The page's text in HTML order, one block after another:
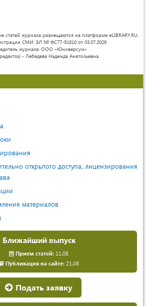
статей журнала размещаются на платформе eLIBRARY.RU.
СМИ: ЭЛ № ФС77-91810 от 03.07.2026
журнала: ООО «Юниверсум»
- Лебедева Надежда Анатольевна.
открытого доступа, лицензирования
материалов
Ближайший выпуск
Прием статей: 11.08
Публикация на сайте:21.08
Подать заявку